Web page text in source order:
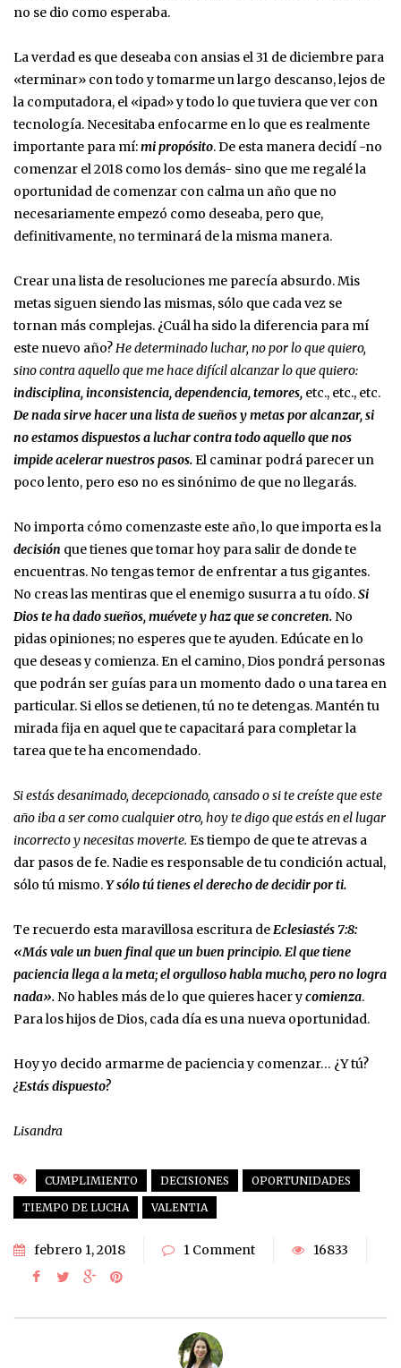
no se dio como esperaba.
La verdad es que deseaba con ansias el 31 de diciembre para
«terminar» con todo y tomarme un largo descanso, lejos de
la computadora, el «ipad» y todo lo que tuviera que ver con
tecnología. Necesitaba enfocarme en lo que es realmente
importante para mí:mi propósito. De esta manera decidí -no
comenzar el 2018 como los demás- sino que me regalé la
oportunidad de comenzar con calma un año que no
necesariamente empezó como deseaba, pero que,
definitivamente, no terminará de la misma manera.
Crear una lista de resoluciones me parecía absurdo. Mis
metas siguen siendo las mismas, sólo que cada vez se
tornan más complejas. ¿Cuál ha sido la diferencia para mí
este nuevo año?He determinado luchar, no por lo que quiero,
sino contra aquello que me hace difícil alcanzar lo que quiero:
indisciplina, inconsistencia, dependencia, temores, etc., etc., etc.
De nada sirve hacer una lista de sueños y metas por alcanzar, si
no estamos dispuestos a luchar contra todo aquello que nos
impide acelerar nuestros pasos.El caminar podrá parecer un
poco lento, pero eso no es sinónimo de que no llegarás.
No importa cómo comenzaste este año, lo que importa es la
decisión que tienes que tomar hoy para salir de donde te
encuentras. No tengas temor de enfrentar a tus gigantes.
No creas las mentiras que el enemigo susurra a tu oído.Si
Dios te ha dado sueños, muévete y haz que se concreten. No
pidas opiniones; no esperes que te ayuden. Edúcate en lo
que deseas y comienza. En el camino, Dios pondrá personas
que podrán ser guías para un momento dado o una tarea en
particular. Si ellos se detienen, tú no te detengas. Mantén tu
mirada fija en aquel que te capacitará para completar la
tarea que te ha encomendado.
Si estás desanimado, decepcionado, cansado o si te creíste que este
año iba a ser como cualquier otro, hoy te digo que estás en el lugar
incorrecto y necesitas moverte. Es tiempo de que te atrevas a
dar pasos de fe. Nadie es responsable de tu condición actual,
sólo tú mismo.Y sólo tú tienes el derecho de decidir por ti.
Te recuerdo esta maravillosa escritura deEclesiastés 7:8:
«Más vale un buen finalque un buen principio.El que tiene
pacienciallega a la meta;el orgulloso habla mucho,pero no logra
nada». No hables más de lo que quieres hacer ycomienza.
Para los hijos de Dios, cada día es una nueva oportunidad.
Hoy yo decido armarme de paciencia y comenzar… ¿Y tú?
¿Estás dispuesto?
Lisandra
CUMPLIMIENTO DECISIONES
OPORTUNIDADES
TIEMPO DE LUCHA
VALENTIA
febrero 1, 2018 1 Comment 16833